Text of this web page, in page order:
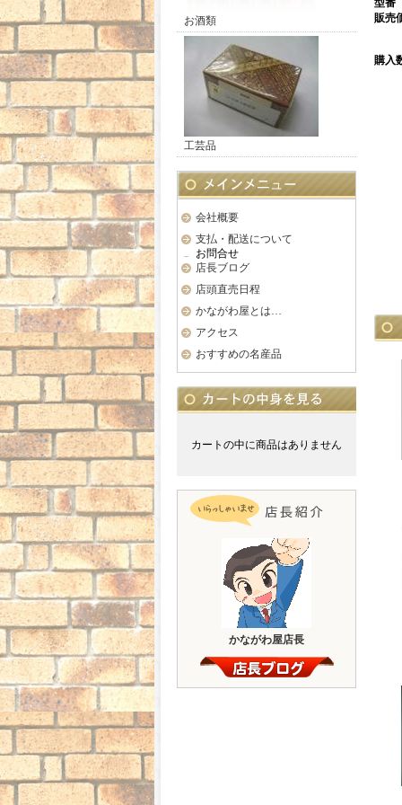
お酒類
工芸品
会社概要
支払・配送について
お問合せ
店長ブログ
店頭直売日程
かながわ屋とは…
アクセス
おすすめの名産品
カートの中に商品はありません
かながわ屋店長
型番
販売
購入